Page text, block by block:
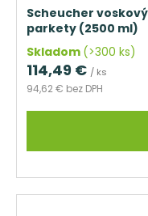
Scheucher
parkety (2500 ml)
Skladom (>300 ks)
94,62 € bez DPH
114,49 € / ks